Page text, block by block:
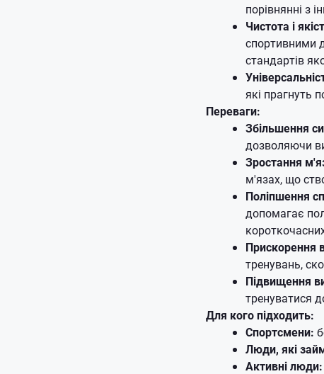
порівнянні з
Чистота і
спортивними
стандартів
які прагнуть
Переваги:
Збільшення
дозволяючи
Зростання
м'язах, що
Поліпшення
допомагає
Прискорення
тренувань,
Підвищення
тренуватися
Для кого підходить:
Спортсмени:
Люди, які
Активні люди: